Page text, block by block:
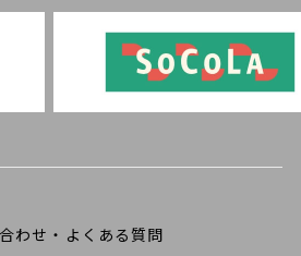
わせ・よくある質問